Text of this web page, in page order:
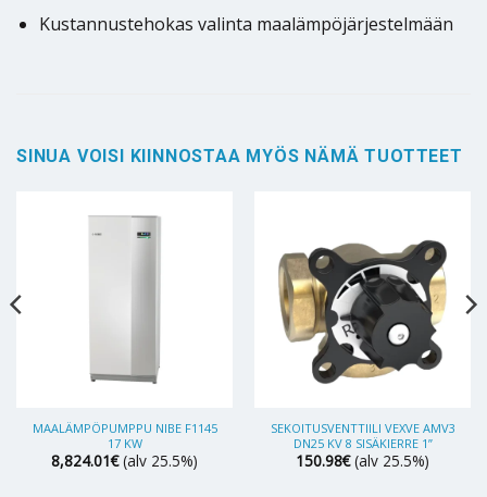
Kustannustehokas valinta maalämpöjärjestelmään
SINUA VOISI KIINNOSTAA MYÖS NÄMÄ TUOTTEET
MAALÄMPÖPUMPPU NIBE F1145
17 KW
8,824.01€ (alv 25.5%)
SEKOITUSVENTTIILI VEXVE AMV3
DN25 KV 8 SISÄKIERRE 1”
150.98€ (alv 25.5%)